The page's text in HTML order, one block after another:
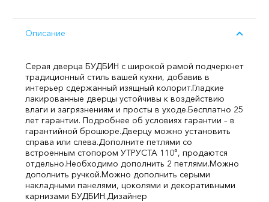
Описание
Серая дверца БУДБИН с широкой рамой подчеркнет
традиционный стиль вашей кухни, добавив в
интерьер сдержанный изящный колорит.Гладкие
лакированные дверцы устойчивы к воздействию
влаги и загрязнениям и просты в уходе.Бесплатно 25
лет гарантии. Подробнее об условиях гарантии – в
гарантийной брошюре.Дверцу можно установить
справа или слева.Дополните петлями со
встроенным стопором УТРУСТА 110°, продаются
отдельно.Необходимо дополнить 2 петлями.Можно
дополнить ручкой.Можно дополнить серыми
накладными панелями, цоколями и декоративными
карнизами БУДБИН.Дизайнер